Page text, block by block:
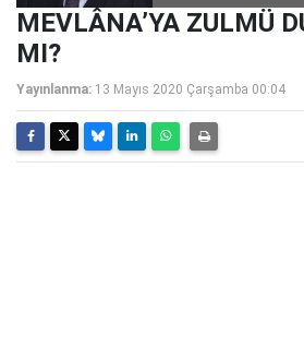
MEVLÂNA’YA ZULMÜ
MI?
Yayınlanma: 13 Mayıs 2020 Çarşamba 00:04